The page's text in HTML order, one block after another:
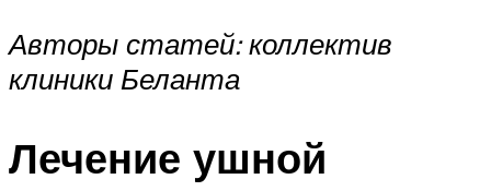
Авторы статей: коллектив
клиники Беланта
Лечение ушной